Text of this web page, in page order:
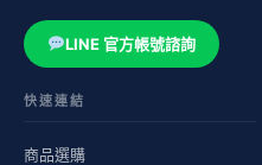
LINE 官方帳號諮詢
快速連結
商品選購